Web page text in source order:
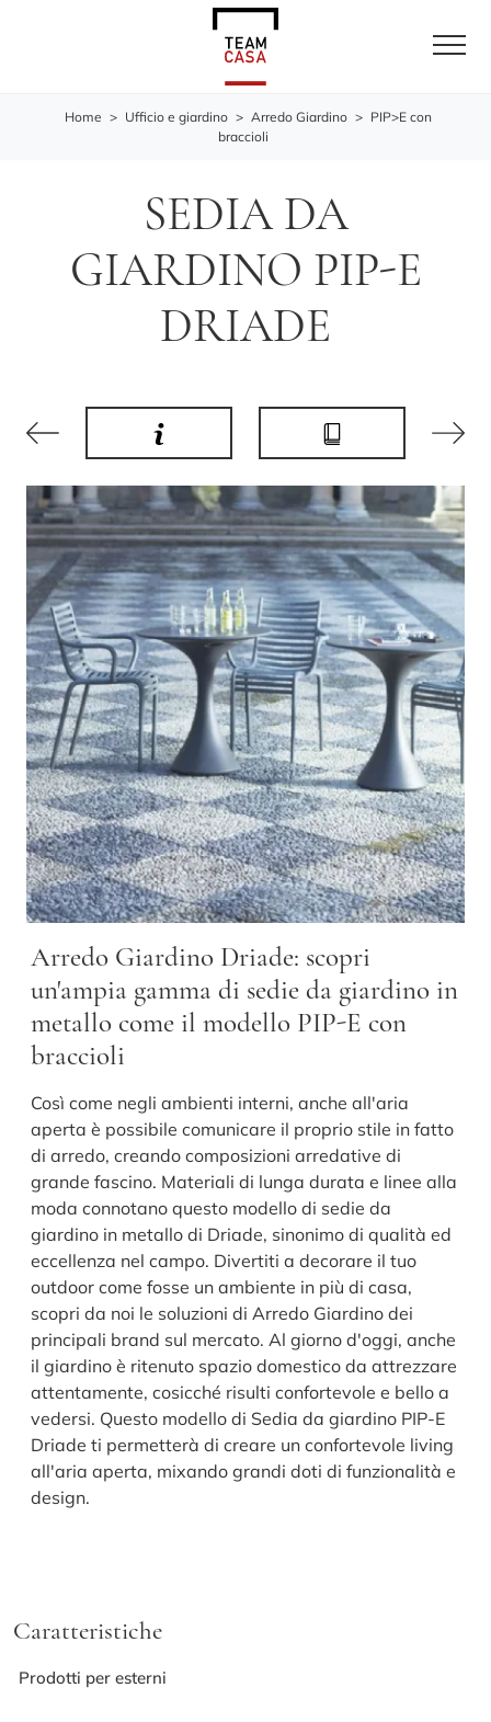
Home > Ufficio e giardino > Arredo Giardino > PIP>E con
braccioli
SEDIA DA
GIARDINO PIP-E
DRIADE
Arredo Giardino Driade: scopri
un'ampia gamma di sedie da giardino in
metallo come il modello PIP-E con
braccioli
Così come negli ambienti interni, anche all'aria
aperta è possibile comunicare il proprio stile in fatto
di arredo, creando composizioni arredative di
grande fascino. Materiali di lunga durata e linee alla
moda connotano questo modello di sedie da
giardino in metallo di Driade, sinonimo di qualità ed
eccellenza nel campo. Divertiti a decorare il tuo
outdoor come fosse un ambiente in più di casa,
scopri da noi le soluzioni di Arredo Giardino dei
principali brand sul mercato. Al giorno d'oggi, anche
il giardino è ritenuto spazio domestico da attrezzare
attentamente, cosicché risulti confortevole e bello a
vedersi. Questo modello di Sedia da giardino PIP-E
Driade ti permetterà di creare un confortevole living
all'aria aperta, mixando grandi doti di funzionalità e
design.
Caratteristiche
Prodotti per esterni